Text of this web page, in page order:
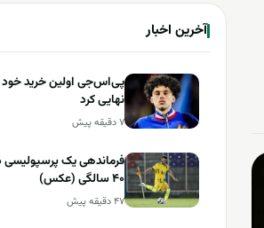
آخرین اخبار
پی‌اس‌جی اولین خرید خود
نهایی کرد
۷ دقیقه پیش
فرماندهی یک پرسپولیسی
40‌ سالگی (عکس)
۴۷ دقیقه پیش